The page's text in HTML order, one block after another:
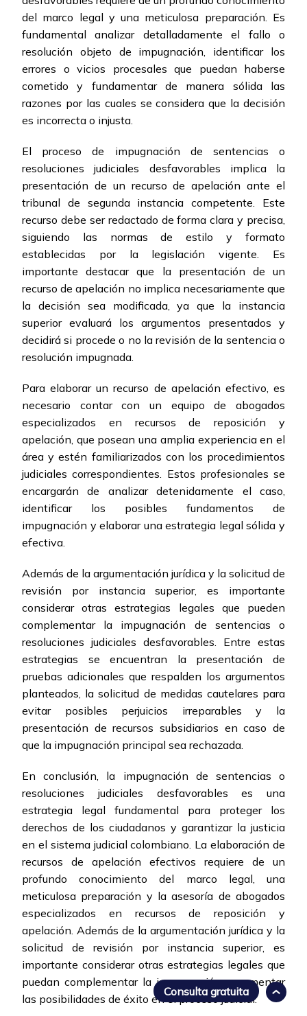
del marco legal y una meticulosa preparación. Es
fundamental analizar detalladamente el fallo o
resolución objeto de impugnación, identificar los
errores o vicios procesales que puedan haberse
cometido y fundamentar de manera sólida las
razones por las cuales se considera que la decisión
es incorrecta o injusta.
El proceso de impugnación de sentencias o
resoluciones judiciales desfavorables implica la
presentación de un recurso de apelación ante el
tribunal de segunda instancia competente. Este
recurso debe ser redactado de forma clara y precisa,
siguiendo las normas de estilo y formato
establecidas por la legislación vigente. Es
importante destacar que la presentación de un
recurso de apelación no implica necesariamente que
la decisión sea modificada, ya que la instancia
superior evaluará los argumentos presentados y
decidirá si procede o no la revisión de la sentencia o
resolución impugnada.
Para elaborar un recurso de apelación efectivo, es
necesario contar con un equipo de abogados
especializados en recursos de reposición y
apelación, que posean una amplia experiencia en el
área y estén familiarizados con los procedimientos
judiciales correspondientes. Estos profesionales se
encargarán de analizar detenidamente el caso,
identificar los posibles fundamentos de
impugnación y elaborar una estrategia legal sólida y
efectiva.
Además de la argumentación jurídica y la solicitud de
revisión por instancia superior, es importante
considerar otras estrategias legales que pueden
complementar la impugnación de sentencias o
resoluciones judiciales desfavorables. Entre estas
estrategias se encuentran la presentación de
pruebas adicionales que respalden los argumentos
planteados, la solicitud de medidas cautelares para
evitar posibles perjuicios irreparables y la
presentación de recursos subsidiarios en caso de
que la impugnación principal sea rechazada.
En conclusión, la impugnación de sentencias o
resoluciones judiciales desfavorables es una
estrategia legal fundamental para proteger los
derechos de los ciudadanos y garantizar la justicia
en el sistema judicial colombiano. La elaboración de
recursos de apelación efectivos requiere de un
profundo conocimiento del marco legal, una
meticulosa preparación y la asesoría de abogados
especializados en recursos de reposición y
apelación. Además de la argumentación jurídica y la
solicitud de revisión por instancia superior, es
importante considerar otras estrategias legales que
puedan complementar la impugnación y aumentar
las posibilidades de éxito en el proceso judicial.
Consulta gratuita